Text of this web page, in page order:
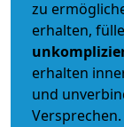
zu
erhalten,
erhalten
und
Versprechen.